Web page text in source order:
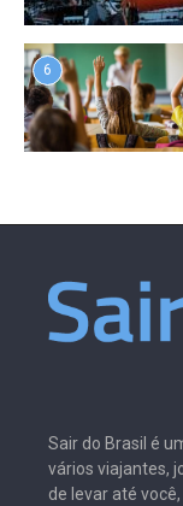
6
Sair do Brasil é
vários viajantes,
de levar até